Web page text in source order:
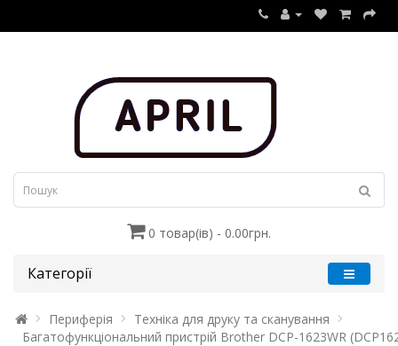
0 товар(ів) - 0.00грн.
Категорії
Периферія
Техніка для друку та сканування
Багатофункціональний пристрій Brother DCP-1623WR